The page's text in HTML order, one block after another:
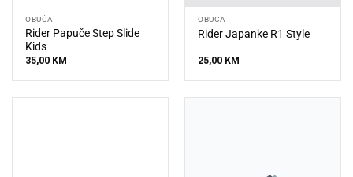
OBUĆA
Rider Papuče Step Slide
Kids
35,00 KM
OBUĆA
Rider Japanke R1 Style
25,00 KM